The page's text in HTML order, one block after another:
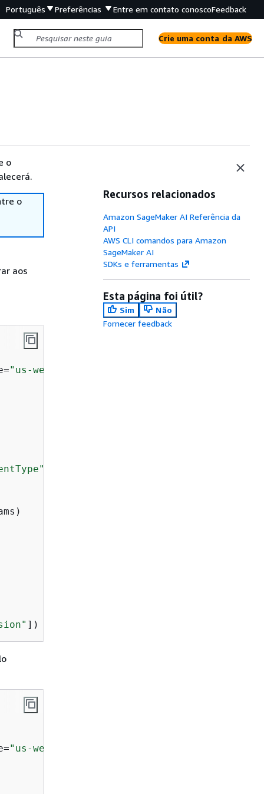
Português Preferências Entre em contato conoscoFeedback
Crie uma conta da AWS
o
o
aos
"us-west-2"
])
"us-west-2"
Recursos relacionados
Amazon SageMaker AI Referência da
API
AWS CLI comandos para Amazon
SageMaker AI
SDKs e ferramentas
Esta página foi útil?
Sim
Não
Fornecer feedback